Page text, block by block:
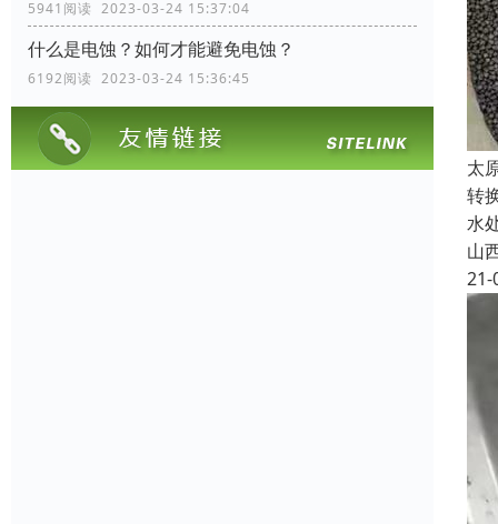
5941阅读 2023-03-24 15:37:04
什么是电蚀？如何才能避免电蚀？
6192阅读 2023-03-24 15:36:45
太
转
水
山
21-